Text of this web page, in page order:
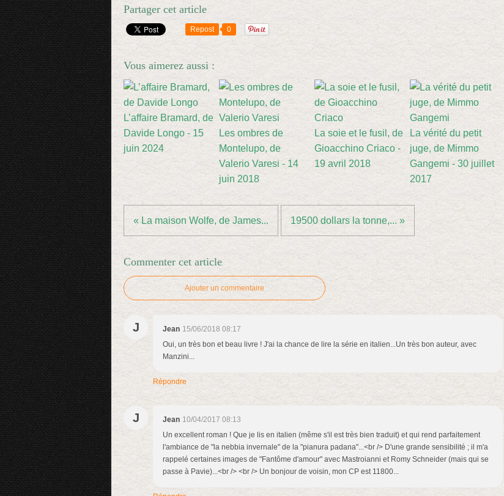
Partager cet article
Repost 0
Vous aimerez aussi :
L’affaire Bramard, de
Davide Longo - 15
juin 2024
Les ombres de
Montelupo, de
Valerio Varesi - 14
juin 2018
La soie et le fusil, de
Gioacchino Criaco -
19 avril 2018
La vérité du petit
juge, de Mimmo
Gangemi - 30 juillet
2017
« La maison Wolfe, de James... 19500 dollars la tonne,... »
Commenter cet article
Ajouter un commentaire
J Jean 15/06/2018 08:17
Oui, un très bon et beau livre ! J'ai la chance de lire la série en italien...Un très bon auteur, avec
Manzini...
Répondre
J Jean 10/04/2017 08:13
Un excellent roman ! Que je lis en italien (même s'il est très bien traduit) et qui rend parfaitement
l'ambiance de "la nebbia invernale" de la "pianura padana"...<br /> D'une grande sensibilité ; il m'a
rappelé certaines images de "Fantôme d'amour" avec Mastroianni et Romy Schneider (mais qui se
passe à Pavie)...<br /> <br /> Un bonjour de voisin, mon CP est 11800...